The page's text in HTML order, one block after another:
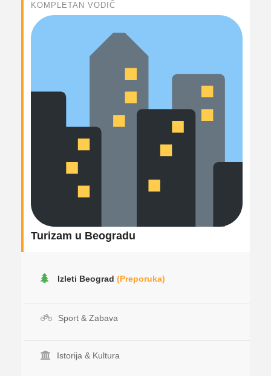
KOMPLETAN VODIČ
Turizam u Beogradu
Izleti Beograd (Preporuka)
Sport & Zabava
Istorija & Kultura